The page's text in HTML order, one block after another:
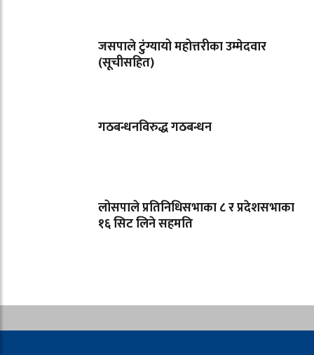
जसपाले टुंग्यायो महोत्तरीका उम्मेदवार
(सूचीसहित)
गठबन्धनविरुद्ध गठबन्धन
लोसपाले प्रतिनिधिसभाका ८ र प्रदेशसभाका
१६ सिट लिने सहमति